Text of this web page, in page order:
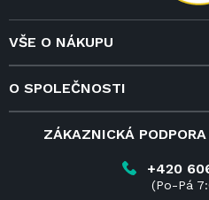
VŠE O NÁKUPU
Doprava a služby
Reklamace
Vrácení zboží do 14 dnů
O SPOLEČNOSTI
ZÁKAZNICKÁ
+420
(Po-Pá